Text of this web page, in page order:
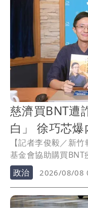
慈濟買BNT遭
白」 徐巧芯
【記者李俊毅／新
基金會協助購買
日政治攻防焦點。立
為當時的衛福部長陳
長鋪路。
政治 2026/08/08